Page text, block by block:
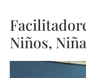
Niños,